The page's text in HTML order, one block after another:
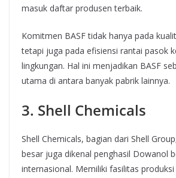
masuk daftar produsen terbaik.
Komitmen BASF tidak hanya pada
tetapi juga pada efisiensi rantai pasok
lingkungan. Hal ini menjadikan BASF
utama di antara banyak pabrik lainnya.
3. Shell Chemicals
Shell Chemicals, bagian dari Shell
besar juga dikenal penghasil Dowanol
internasional. Memiliki fasilitas